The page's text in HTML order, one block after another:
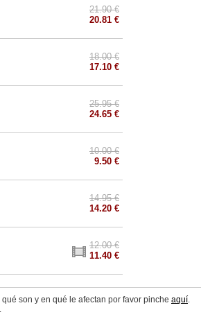
21.90 €
20.81 €
18.00 €
17.10 €
25.95 €
24.65 €
10.00 €
9.50 €
14.95 €
14.20 €
12.00 €
11.40 €
son y en qué le afectan por favor pinche aquí.